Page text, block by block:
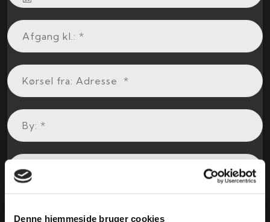
Denne hjemmeside bruger cookies